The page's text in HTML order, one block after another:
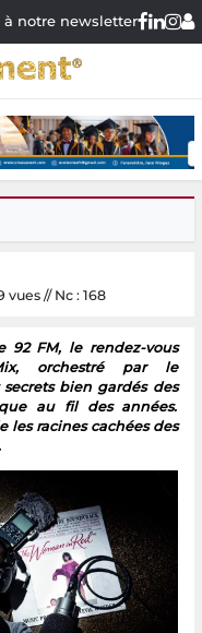
à notre newsletter
// Nc : 168
92 FM, le rendez-vous
orchestré par le
bien gardés des
au fil des années.
les racines cachées des